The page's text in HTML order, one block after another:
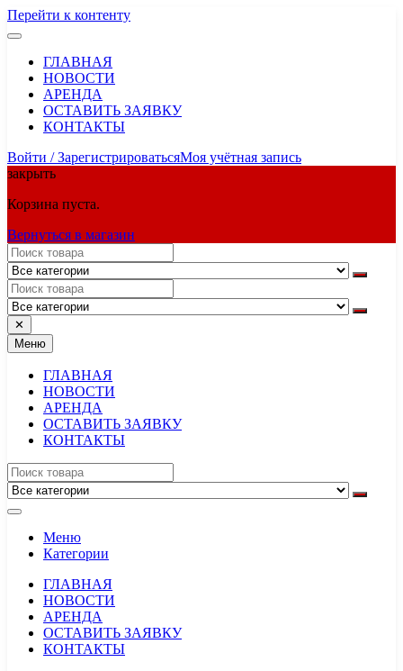
Перейти к контенту
ГЛАВНАЯ
НОВОСТИ
АРЕНДА
ОСТАВИТЬ ЗАЯВКУ
КОНТАКТЫ
Войти / ЗарегистрироватьсяМоя учётная запись
закрыть
Корзина пуста.
Вернуться в магазин
✕
Меню
ГЛАВНАЯ
НОВОСТИ
АРЕНДА
ОСТАВИТЬ ЗАЯВКУ
КОНТАКТЫ
Меню
Категории
ГЛАВНАЯ
НОВОСТИ
АРЕНДА
ОСТАВИТЬ ЗАЯВКУ
КОНТАКТЫ